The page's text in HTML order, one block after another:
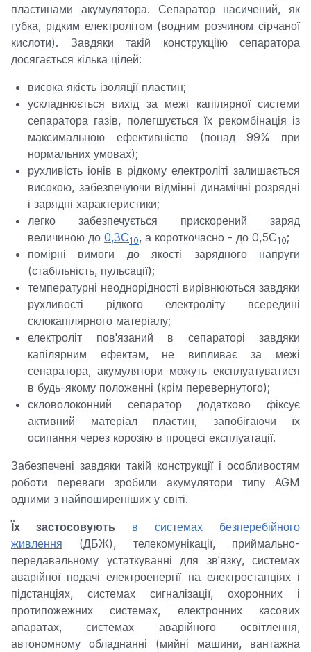
пластинами акумулятора. Сепаратор насичений, як
губка, рідким електролітом (водним розчином сірчаної
кислоти). Завдяки такій конструкціїю сепаратора
досягається кілька цілей:
висока якість ізоляції пластин;
ускладнюється вихід за межі капілярної системи
сепаратора газів, полегшується їх рекомбінація із
максимальною ефективністю (понад 99% при
нормальних умовах);
рухливість іонів в рідкому електроліті залишається
високою, забезпечуючи відмінні динамічні розрядні
і зарядні характеристики;
легко забезпечується прискорений заряд
величиною до 0,3С10, а короткочасно - до 0,5С10;
помірні вимоги до якості зарядного напруги
(стабільність, пульсації);
температурні неоднорідності вирівнюються завдяки
рухливості рідкого електроліту всередині
склокапілярного матеріалу;
електроліт пов'язаний в сепараторі завдяки
капілярним ефектам, не випливає за межі
сепаратора, акумулятори можуть експлуатуватися
в будь-якому положенні (крім перевернутого);
скловолоконний сепаратор додатково фіксує
активний матеріал пластин, запобігаючи їх
осипання через корозію в процесі експлуатації.
Забезпечені завдяки такій конструкції і особливостям
роботи переваги зробили акумулятори типу AGM
одними з найпоширеніших у світі.
Їх застосовують
в системах безперебійного
живлення (ДБЖ), телекомунікації, приймально-
передавальному устаткуванні для зв'язку, системах
аварійної подачі електроенергії на електростанціях і
підстанціях, системах сигналізації, охоронних і
протипожежних системах, електронних касових
апаратах, системах аварійного освітлення,
автономному обладнанні (мийні машини, вантажна